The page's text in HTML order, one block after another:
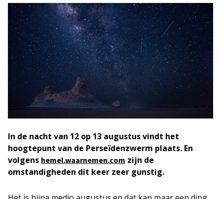
In de nacht van 12 op 13 augustus vindt het
hoogtepunt van de Perseïdenzwerm plaats. En
volgens hemel.waarnemen.com zijn de
omstandigheden dit keer zeer gunstig.